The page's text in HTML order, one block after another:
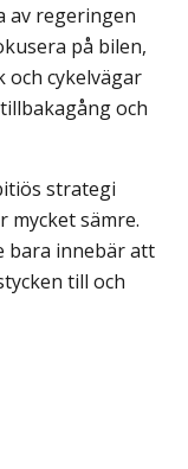
av regeringen
på bilen,
och cykelvägar
och
strategi
mycket sämre.
bara innebär att
till och